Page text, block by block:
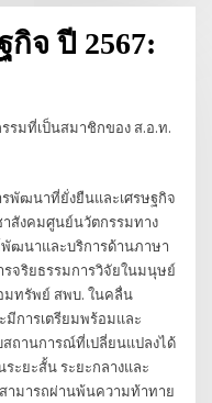
กิจ ปี 2567:
รมที่เป็นสมาชิกของ ส.อ.ท.
พัฒนาที่ยั่งยืนและเศรษฐกิจ
สังคมศูนย์นวัตกรรมทาง
ฒนาและบริการด้านภาษา
จริยธรรมการวิจัยในมนุษย์
ทรัพย์ สพบ. ในคลื่น
การเตรียมพร้อมและ
ถานการณ์ที่เปลี่ยนแปลงได้
ะยะสั้น ระยะกลางและ
สามารถผ่านพ้นความท้าทาย